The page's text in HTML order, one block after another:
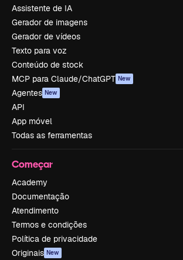
Assistente de IA
Gerador de imagens
Gerador de vídeos
Texto para voz
Conteúdo de stock
MCP para Claude/ChatGPT New
Agentes New
API
App móvel
Todas as ferramentas
Começar
Academy
Documentação
Atendimento
Termos e condições
Política de privacidade
Originais New